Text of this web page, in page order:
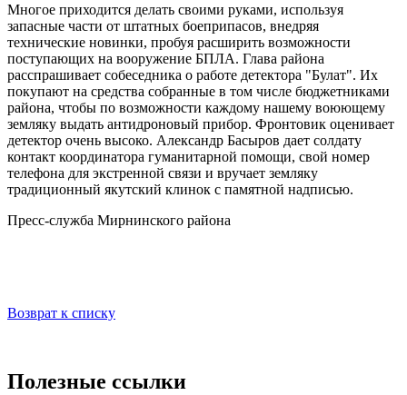
Многое приходится делать своими руками, используя
запасные части от штатных боеприпасов, внедряя
технические новинки, пробуя расширить возможности
поступающих на вооружение БПЛА. Глава района
расспрашивает собеседника о работе детектора "Булат". Их
покупают на средства собранные в том числе бюджетниками
района, чтобы по возможности каждому нашему воюющему
земляку выдать антидроновый прибор. Фронтовик оценивает
детектор очень высоко. Александр Басыров дает солдату
контакт координатора гуманитарной помощи, свой номер
телефона для экстренной связи и вручает земляку
традиционный якутский клинок с памятной надписью.
Пресс-служба Мирнинского района
Возврат к списку
Полезные ссылки